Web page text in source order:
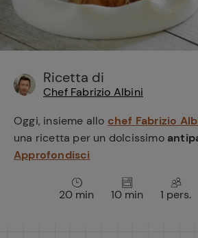
e
ricetta
il
Ricetta di
Chef Fabrizio Albini
Oggi, insieme allo chef Fabrizio
una ricetta per un dolcissimo
Approfondisci
20 min 10 min 1 pers.